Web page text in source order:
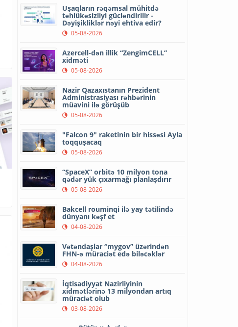
Uşaqların rəqəmsal mühitdə
təhlükəsizliyi gücləndirilir -
Dəyişikliklər nəyi ehtiva edir?
05-08-2026
Azercell-dən illik “ZengimCELL”
xidməti
05-08-2026
Nazir Qazaxıstanın Prezident
Administrasiyası rəhbərinin
müavini ilə görüşüb
05-08-2026
"Falcon 9" raketinin bir hissəsi Ayla
toqquşacaq
05-08-2026
“SpaceX” orbitə 10 milyon tona
qədər yük çıxarmağı planlaşdırır
05-08-2026
Bakcell rouminqi ilə yay tətilində
dünyanı kəşf et
04-08-2026
Vətəndaşlar “mygov” üzərindən
FHN-ə müraciət edə biləcəklər
04-08-2026
İqtisadiyyat Nazirliyinin
xidmətlərinə 13 milyondan artıq
müraciət olub
03-08-2026